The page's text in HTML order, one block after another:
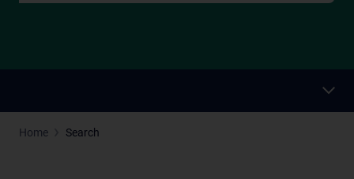
Home Search